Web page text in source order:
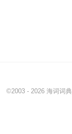
©2003 - 2026 海词词典